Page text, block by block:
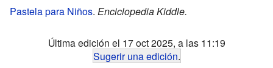
Pastela para Niños. Enciclopedia Kiddle.
Última edición el 17 oct 2025, a las 11:19
Sugerir una edición.